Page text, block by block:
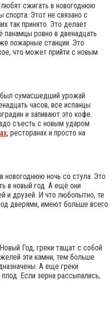
сжигать в новогоднюю
спорта. Этот не связано с
так принято. Это делает
ровно в двенадцать
пожарные станции. Это
что может прийти с новым
был сумасшедший урожай
часов, все испанцы
и запивают это кофе.
съесть с новым ударом
, ресторанах и просто на
новогоднюю ночь со стула. Это
в новый год. А ещё они
и друзей. И что любопытно, те
дверями, имеют больше всего
Год, греки тащат с собой
эти камни, тем больше
А еще греки
плод. Если зерна рассыпались,